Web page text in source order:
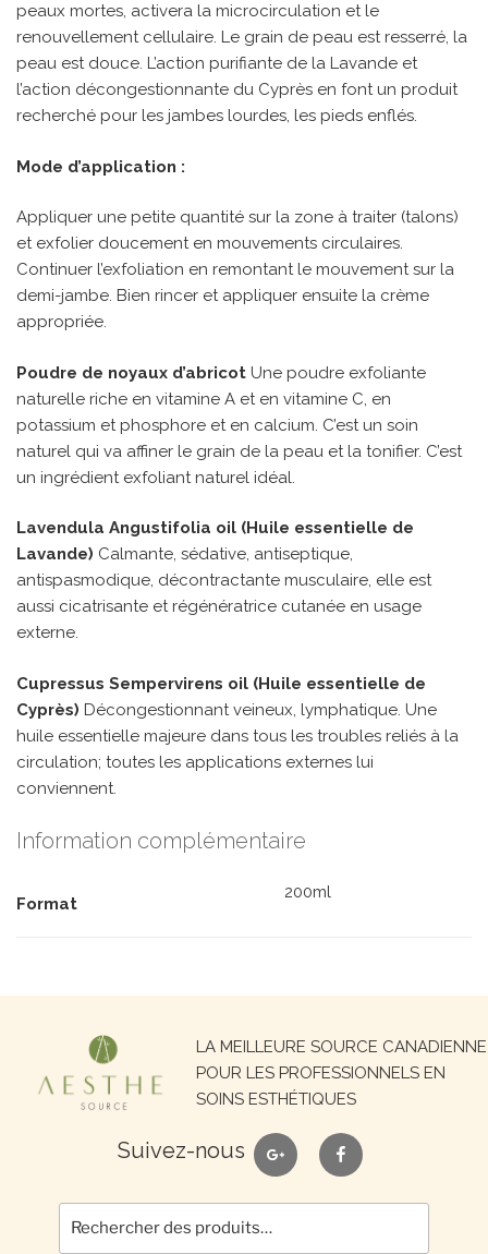
peaux mortes, activera la microcirculation et le
renouvellement cellulaire. Le grain de peau est resserré, la
peau est douce. L’action purifiante de la Lavande et
l’action décongestionnante du Cyprès en font un produit
recherché pour les jambes lourdes, les pieds enflés.
Mode d’application :
Appliquer une petite quantité sur la zone à traiter (talons)
et exfolier doucement en mouvements circulaires.
Continuer l’exfoliation en remontant le mouvement sur la
demi-jambe. Bien rincer et appliquer ensuite la crème
appropriée.
Poudre de noyaux d’abricot Une poudre exfoliante
naturelle riche en vitamine A et en vitamine C, en
potassium et phosphore et en calcium. C’est un soin
naturel qui va affiner le grain de la peau et la tonifier. C’est
un ingrédient exfoliant naturel idéal.
Lavendula Angustifolia oil (Huile essentielle de
Lavande) Calmante, sédative, antiseptique,
antispasmodique, décontractante musculaire, elle est
aussi cicatrisante et régénératrice cutanée en usage
externe.
Cupressus Sempervirens oil (Huile essentielle de
Cyprès) Décongestionnant veineux, lymphatique. Une
huile essentielle majeure dans tous les troubles reliés à la
circulation; toutes les applications externes lui
conviennent.
Information complémentaire
Format
200ml
LA MEILLEURE SOURCE CANADIENNE
POUR LES PROFESSIONNELS EN
SOINS ESTHÉTIQUES
Suivez-nous google facebook
Recherche
pour :